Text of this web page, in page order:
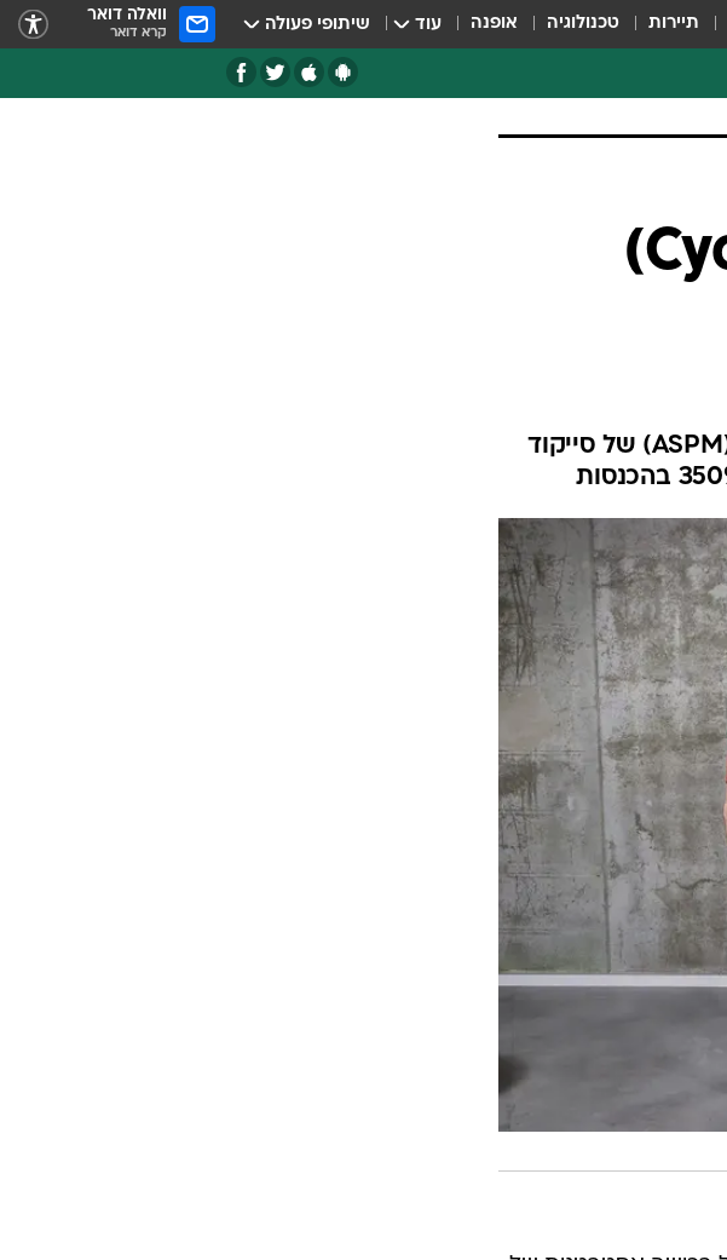
תיירות טכנולוגיה אופנה עוד שיתופי פעולה וואלה דואר
קרא דואר
חברת הסייבר סייקוד (Cycode)
הרכישה האסטרטגית מעצימה את יכולת ניהול אבטחת היישומים (ASPM) של סייקוד